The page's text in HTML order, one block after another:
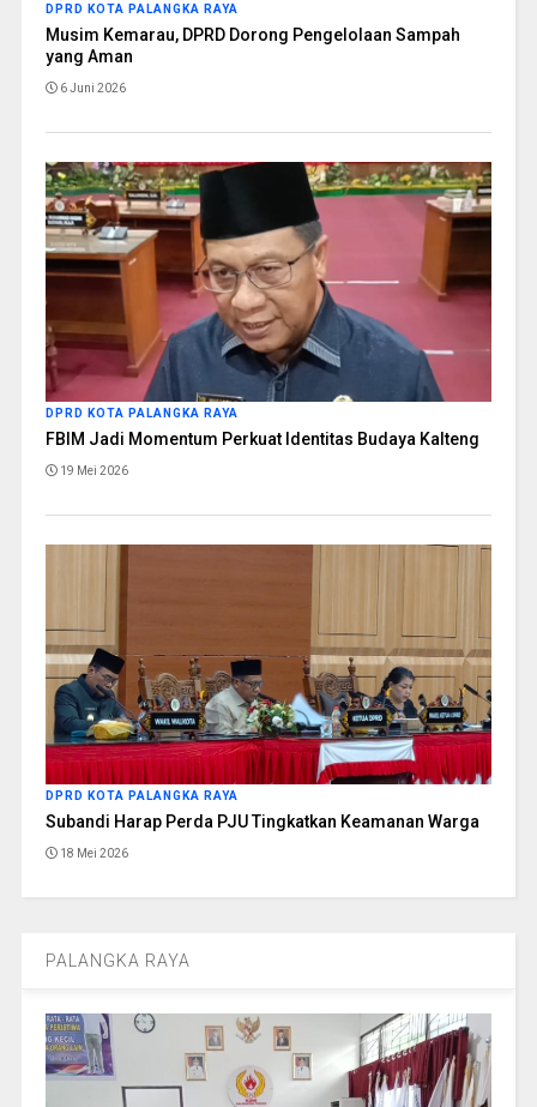
DPRD KOTA PALANGKA RAYA
Musim Kemarau, DPRD Dorong Pengelolaan Sampah
yang Aman
6 Juni 2026
DPRD KOTA PALANGKA RAYA
FBIM Jadi Momentum Perkuat Identitas Budaya Kalteng
19 Mei 2026
DPRD KOTA PALANGKA RAYA
Subandi Harap Perda PJU Tingkatkan Keamanan Warga
18 Mei 2026
PALANGKA RAYA